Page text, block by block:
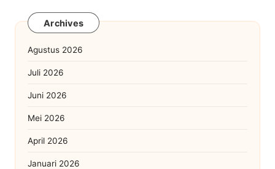
Archives
Agustus 2026
Juli 2026
Juni 2026
Mei 2026
April 2026
Januari 2026